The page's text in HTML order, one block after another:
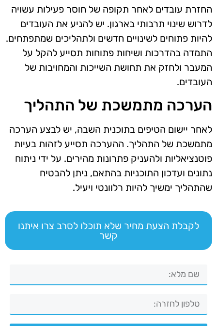
החזרת עובדים לאחר תקופה של חוסר פעילות עשויה
לדרוש שינוי תרבותי בארגון. יש להניע את העובדים
להיות פתוחים לשינויים חדשים ולתהליכים שמתפתחים.
התמדה בהדרכות ושיחות פתוחות תסייע להקל על
המעבר ולחזק את תחושת השייכות והמחויבות של
העובדים.
הערכה מתמשכת של התהליך
לאחר יישום הטיפים בתוכנית השבה, יש לבצע הערכה
מתמשכת של התהליך. ההערכה תסייע לזהות בעיות
פוטנציאליות ולהעניק פתרונות מהירים. על ידי ניתוח
נתונים ועדכון התוכניות בהתאם, ניתן להבטיח
שהתהליך ימשיך להיות רלוונטי ויעיל.
לקבלת הצעת מחיר שלא תוכלו לסרב צרו איתנו
קשר